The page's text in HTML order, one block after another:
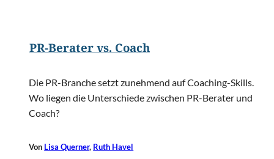
PR-Berater vs. Coach
Die PR-Branche setzt zunehmend auf Coaching-Skills.
Wo liegen die Unterschiede zwischen PR-Berater und
Coach?
Von Lisa Querner, Ruth Havel